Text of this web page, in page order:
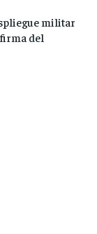
militar
del